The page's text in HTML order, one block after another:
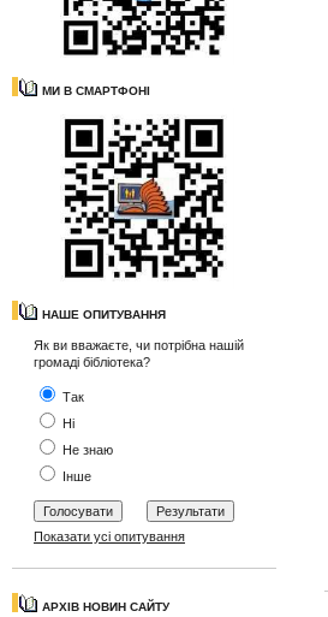
МИ В СМАРТФОНІ
НАШЕ ОПИТУВАННЯ
Як ви вважаєте, чи потрібна нашій
громаді бібліотека?
Так
Ні
Не знаю
Інше
Показати усі опитування
АРХІВ НОВИН САЙТУ